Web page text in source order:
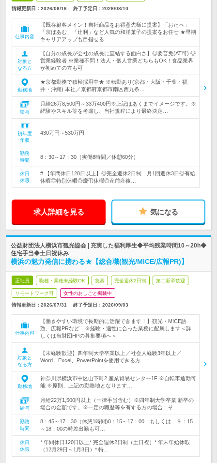
情報更新日：2026/06/16 終了予定日： 2026/08/10
仕事内容
【既存顧客メイン！自社商品をお得意先様に提案】「おたべ」
「京ばあむ」「辻利」など人気の和洋菓子の提案をお任せ ★早期
キャリアアップも目指せる
対象と
なる方
【自分の成長が会社の成長に直結する面白さ】◎要普免(AT可) ◎
営業経験者 ※業種不問！法人・個人営業どちらもOK！食品業界
が初めての方も可
勤務地
★京都勤務で積極採用中★ ※転勤あり(京都・大阪・千葉・福
井・沖縄) 本社／京都府京都市南区西九条…
給与
月給26万8,500円～33万400円※上記はあくまでイメージです。※
経験やスキル等を考慮し、当社規程により最終決定…
初年度
年収
430万円～530万円
勤務
時間
8：30～17：30（実働8時間／休憩60分）
休日
休暇
# 【年間休日120日以上】◎完全週休2日制 月1回週休3日◎有給
休暇◎特別休暇◎慶弔休暇◎産前産後…
求人詳細を見る 気になる
公益財団法人横浜市観光協会 | 充実した福利厚生◆平均残業時間10～20h◆
住宅手当◆土日祝休み
横浜の魅力発信に携わる★【総合職(観光/MICE/広報PR)】
正社員 職種・業種未経験OK 急募 完全週休2日制 第二新卒歓迎
リモートワーク可 女性のおしごと掲載中
情報更新日：2026/07/31 終了予定日： 2026/09/03
仕事内容
【働きやすい環境で長期的に活躍できます！】観光・MICE誘
致、広報PRなど ※経験・適性に合った業務に配属します＜詳
しくは当財団HPの募集要項へ＞
対象と
なる方
【未経験歓迎】四年制大学卒業以上／社会人経験3年以上／
Word、Excel、PowerPointを使用できる方
勤務地
神奈川県横浜市中区山下町2 産業貿易センター1F ※自転車通勤可
能 ※原則、上記の勤務地となります…
給与
月給22万1,500円以上（一律手当含む）※四年制大学卒業 新卒の
場合の金額です。※一定の職歴等を有する方の場合、そ…
勤務
時間
8：45～17：30（休憩1時間)8：15～17：00 もしくは ９：15
～18：00の時差出勤も可…
休日
休暇
* 年間休日120日以上* 完全週休2日制（土日祝）* 年末年始休暇
（12月29日～1月3日）* 特…